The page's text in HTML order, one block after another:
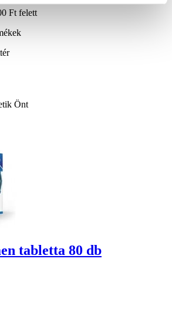
Ft felett
Önt
tabletta 80 db